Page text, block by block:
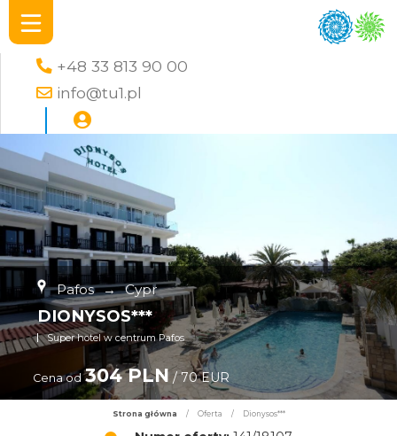
+48 33 813 90 00
info@tu1.pl
Pafos → Cypr
DIONYSOS***
Super hotel w centrum Pafos
Cena od 304 PLN/ 70 EUR
Strona główna / Oferta / Dionysos***